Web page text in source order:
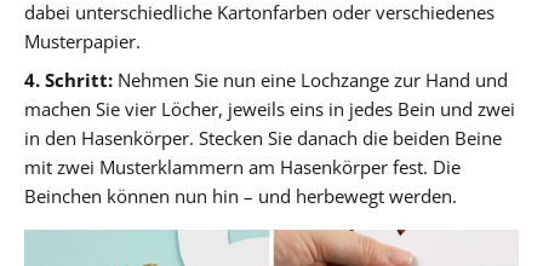
dabei unterschiedliche Kartonfarben oder verschiedenes
Musterpapier.
4. Schritt: Nehmen Sie nun eine Lochzange zur Hand und
machen Sie vier Löcher, jeweils eins in jedes Bein und zwei
in den Hasenkörper. Stecken Sie danach die beiden Beine
mit zwei Musterklammern am Hasenkörper fest. Die
Beinchen können nun hin – und herbewegt werden.